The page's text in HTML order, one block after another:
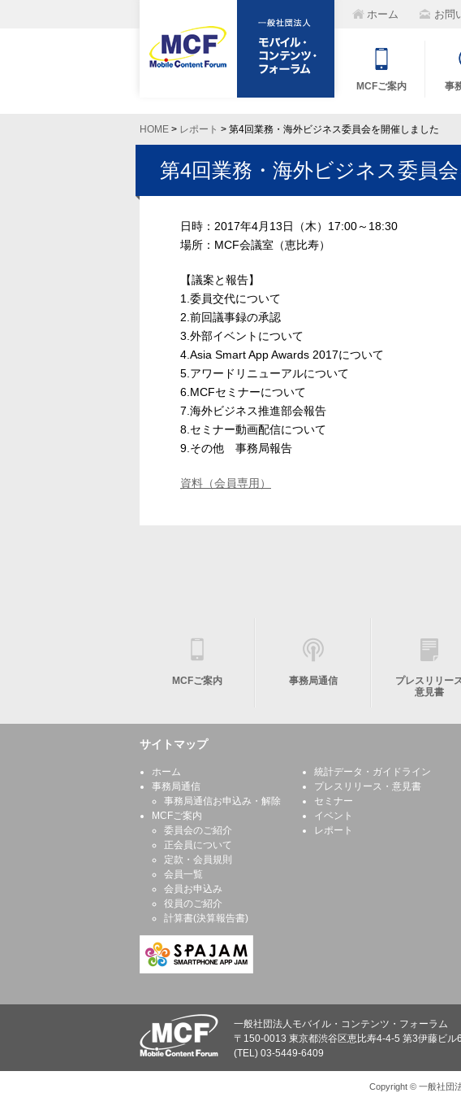
ホーム お問
MCFご案内 事
HOME > レポート > 第4回業務・海外ビジネス委員会を開催しました
第4回業務・海外ビジネス委員
日時：2017年4月13日（木）17:00～18:30
場所：MCF会議室（恵比寿）
【議案と報告】
1.委員交代について
2.前回議事録の承認
3.外部イベントについて
4.Asia Smart App Awards 2017について
5.アワードリニューアルについて
6.MCFセミナーについて
7.海外ビジネス推進部会報告
8.セミナー動画配信について
9.その他 事務局報告
資料（会員専用）
MCFご案内 事務局通信
プレスリリー
意見書
サイトマップ
ホーム
事務局通信
事務局通信お申込み・解除
MCFご案内
委員会のご紹介
正会員について
定款・会員規則
会員一覧
会員お申込み
役員のご紹介
計算書(決算報告書)
統計データ・ガイドライン
プレスリリース・意見書
セミナー
イベント
レポート
一般社団法人モバイル・コンテンツ・フォーラム
〒150-0013 東京都渋谷区恵比寿4-4-5 第3伊藤ビル
(TEL) 03-5449-6409
Copyright © 一般社団